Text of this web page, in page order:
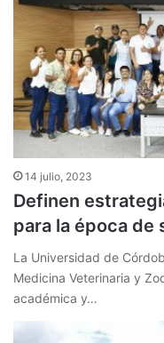
14 julio, 2023
Definen
para la época de
La Universidad de
Medicina Veterinaria y
académica y…